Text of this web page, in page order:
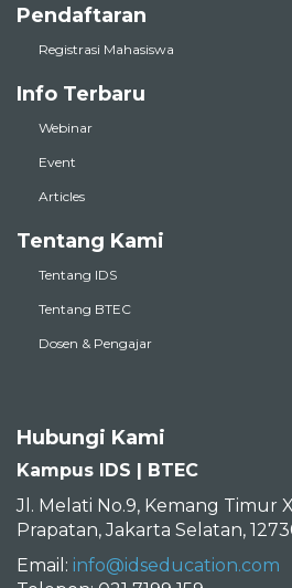
Pendaftaran
Registrasi Mahasiswa
Info Terbaru
Webinar
Event
Articles
Tentang Kami
Tentang IDS
Tentang BTEC
Dosen & Pengajar
Hubungi Kami
Kampus IDS | BTEC
Jl. Melati No.9, Kemang Timur
Prapatan, Jakarta Selatan,
Email: info@idseducation.com